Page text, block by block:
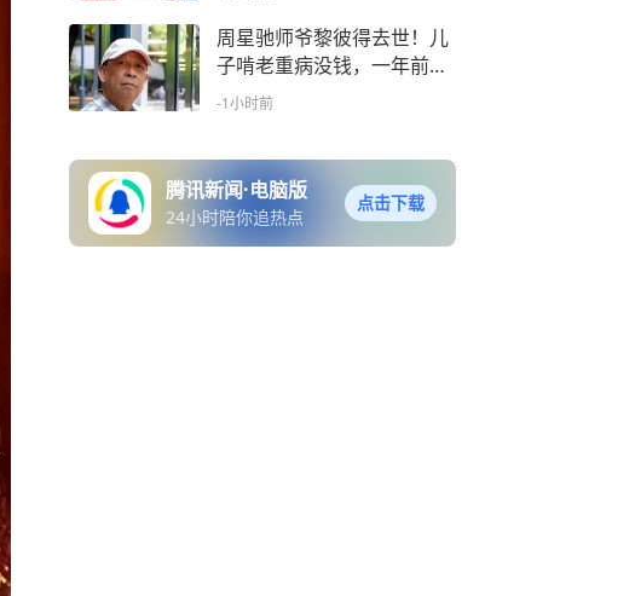
周星驰师爷黎彼得去世！儿
子啃老重病没钱，一年前还
公开征婚
-1小时前
腾讯新闻·电脑版
24小时陪你追热点
点击下载